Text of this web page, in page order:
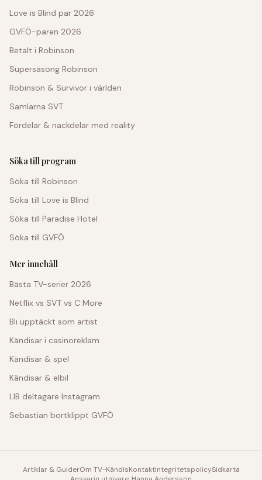
Love is Blind par 2026
GVFÖ-paren 2026
Betalt i Robinson
Supersäsong Robinson
Robinson & Survivor i världen
Samlarna SVT
Fördelar & nackdelar med reality
Söka till program
Söka till Robinson
Söka till Love is Blind
Söka till Paradise Hotel
Söka till GVFÖ
Mer innehåll
Bästa TV-serier 2026
Netflix vs SVT vs C More
Bli upptäckt som artist
Kändisar i casinoreklam
Kändisar & spel
Kändisar & elbil
LIB deltagare Instagram
Sebastian bortklippt GVFÖ
Artiklar & GuiderOm TV-KändisKontaktIntegritetspolicySidkarta